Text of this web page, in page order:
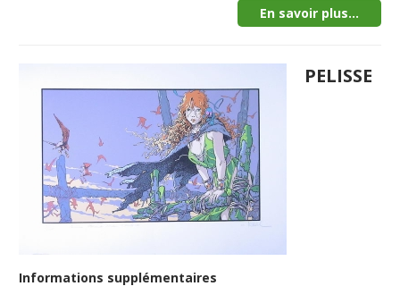
En savoir plus...
PELISSE
Informations supplémentaires